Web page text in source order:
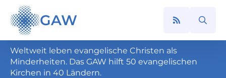
GAW
Search
Weltweit leben evangelische Christen als
Minderheiten. Das GAW hilft 50 evangelischen
Kirchen in 40 Ländern.